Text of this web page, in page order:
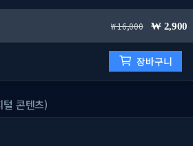
16,000 2,900
장바구니
털 콘텐츠)